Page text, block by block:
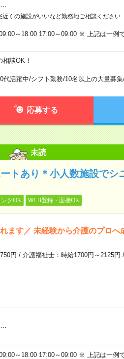
くの施設がいいなど勤務地ご相談ください
～18:00 17:00～09:00 ※ 上記は一例
談OK！
代活躍中/シフト勤務/10名以上の大量募集
応募する
未読
トあり＊小人数施設でシ
クOK WEB登録・面接OK
ます／ 未経験から介護のプロへ
円 / 介護福祉士：時給1700円～2125円
～18:00 17:00～09:00 ※ 上記は一例